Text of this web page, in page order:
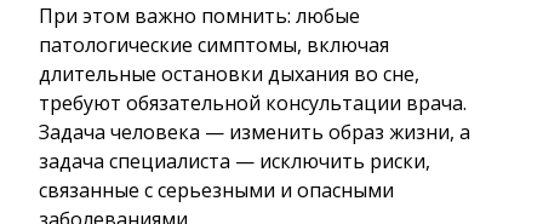
При этом важно помнить: любые
патологические симптомы, включая
длительные остановки дыхания во сне,
требуют обязательной консультации врача.
Задача человека — изменить образ жизни, а
задача специалиста — исключить риски,
связанные с серьезными и опасными